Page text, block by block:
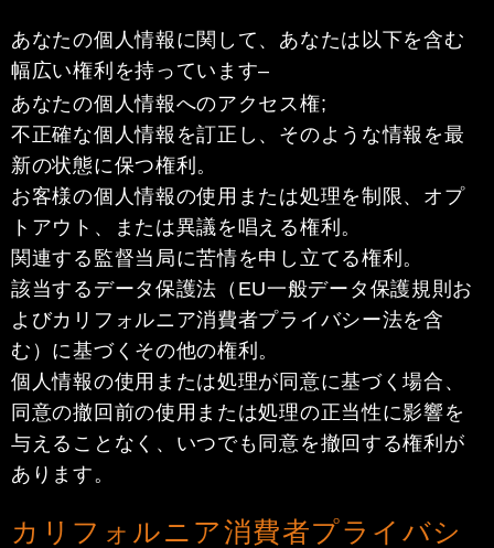
あなたの個人情報に関して、あなたは以下を含む
幅広い権利を持っています–
あなたの個人情報へのアクセス権;
不正確な個人情報を訂正し、そのような情報を最
新の状態に保つ権利。
お客様の個人情報の使用または処理を制限、オプ
トアウト、または異議を唱える権利。
関連する監督当局に苦情を申し立てる権利。
該当するデータ保護法（EU一般データ保護規則お
よびカリフォルニア消費者プライバシー法を含
む）に基づくその他の権利。
個人情報の使用または処理が同意に基づく場合、
同意の撤回前の使用または処理の正当性に影響を
与えることなく、いつでも同意を撤回する権利が
あります。
カリフォルニア消費者プライバシ